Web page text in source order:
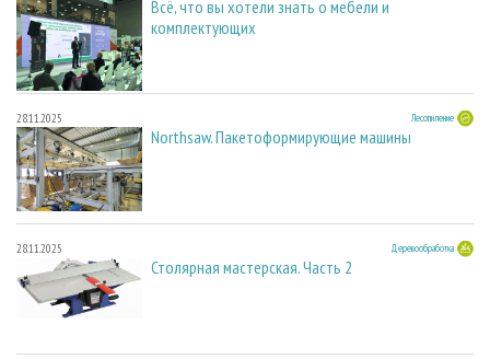
Всё, что вы хотели знать о мебели и
комплектующих
28.11.2025 Лесопиление
Northsaw. Пакетоформирующие машины
28.11.2025 Деревообработка
Столярная мастерская. Часть 2